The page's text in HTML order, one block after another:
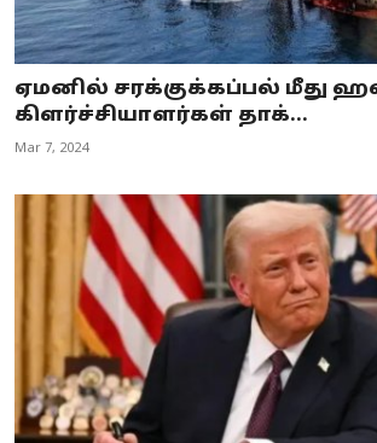
ஏமனில் சரக்குக்கப்பல் மீது
கிளர்ச்சியாளர்கள் தாக்...
Mar 7, 2024